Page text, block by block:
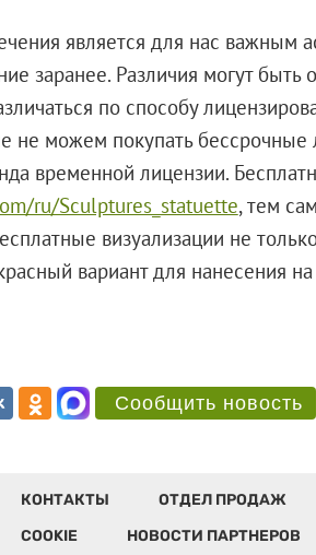
является для нас важным
заранее. Различия могут быть
по способу
не можем покупать бессрочные
временной лицензии.
ru/Sculptures_statuette, тем
визуализации не
вариант для нанесения
Сообщить новость
КОНТАКТЫ ОТДЕЛ ПРОДАЖ
COOKIE
НОВОСТИ ПАРТНЕРОВ